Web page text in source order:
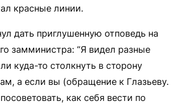
красные линии.
дать приглушенную отповедь на
замминистра: “Я видел разные
куда-то столкнуть в сторону
а если вы (обращение к Глазьеву.
как себя вести по